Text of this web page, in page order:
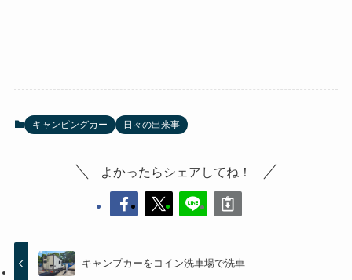
キャンピングカー 日々の出来事
よかったらシェアしてね！
キャンプカーをコイン洗車場で洗車